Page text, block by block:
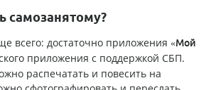
самозанятому?
всего: достаточно приложения «Мой
приложения с поддержкой СБП.
распечатать и повесить на